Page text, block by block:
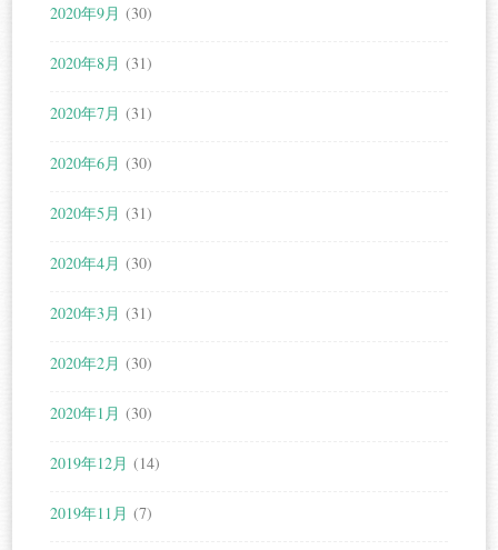
2020年9月 (30)
2020年8月 (31)
2020年7月 (31)
2020年6月 (30)
2020年5月 (31)
2020年4月 (30)
2020年3月 (31)
2020年2月 (30)
2020年1月 (30)
2019年12月 (14)
2019年11月 (7)